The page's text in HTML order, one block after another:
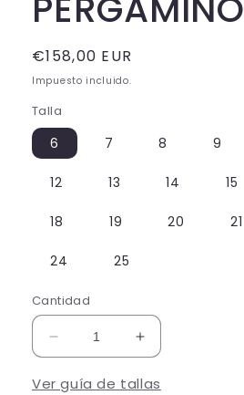
Precio
habitual
€158,00 EUR
Impuesto incluido.
Talla
6 7 8 9
12 13 14 15
18 19 20 21
24 25
Cantidad
Reducir
cantidad
para
Aumentar
cantidad
para
Ver guía de tallas